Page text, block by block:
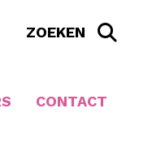
CONTACT